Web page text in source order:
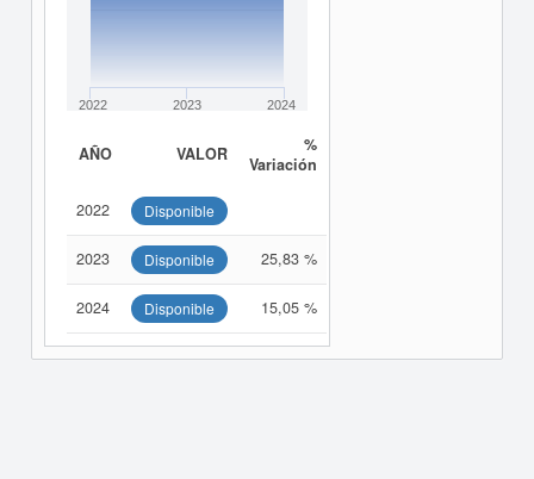
2022 2023 2024
AÑO VALOR
%
Variación
2022 Disponible
2023 Disponible 25,83 %
2024 Disponible 15,05 %